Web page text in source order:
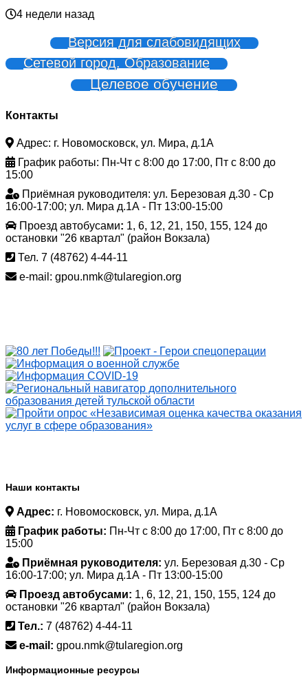
4 недели назад
Версия для слабовидящих
Сетевой город. Образование
Целевое обучение
Контакты
Адрес: г. Новомосковск, ул. Мира, д.1А
График работы: Пн-Чт с 8:00 до 17:00, Пт с 8:00 до
15:00
Приёмная руководителя: ул. Березовая д.30 - Ср
16:00-17:00; ул. Мира д.1А - Пт 13:00-15:00
Проезд автобусами: 1, 6, 12, 21, 150, 155, 124 до
остановки "26 квартал" (район Вокзала)
Тел. 7 (48762) 4-44-11
e-mail: gpou.nmk@tularegion.org
Наши контакты
Адрес: г. Новомосковск, ул. Мира, д.1А
График работы: Пн-Чт с 8:00 до 17:00, Пт с 8:00 до
15:00
Приёмная руководителя: ул. Березовая д.30 - Ср
16:00-17:00; ул. Мира д.1А - Пт 13:00-15:00
Проезд автобусами: 1, 6, 12, 21, 150, 155, 124 до
остановки "26 квартал" (район Вокзала)
Тел.: 7 (48762) 4-44-11
e-mail: gpou.nmk@tularegion.org
Информационные ресурсы